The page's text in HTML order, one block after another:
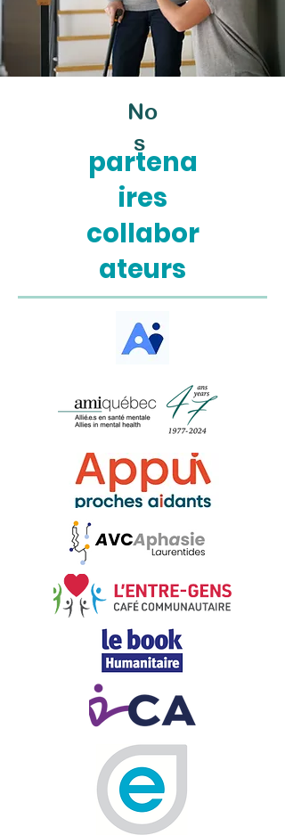
partena
ires
collabor
ateurs
No
s